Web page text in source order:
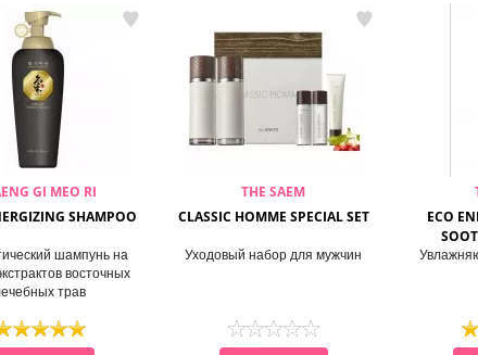
GI MEO RI
SHAMPOO
шампунь на
восточных
трав
THE SAEM
CLASSIC HOMME SPECIAL SET
Уходовый набор для мужчин
ECO